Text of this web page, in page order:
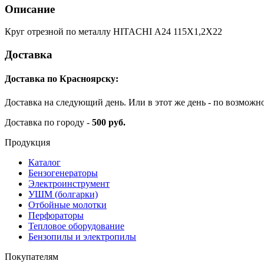
Описание
Круг отрезной по металлу HITACHI А24 115Х1,2Х22
Доставка
Доставка по Красноярску:
Доставка на следующий день. Или в этот же день - по
Доставка по городу - 500 руб.
Продукция
Каталог
Бензогенераторы
Электроинструмент
УШМ (болгарки)
Отбойные молотки
Перфораторы
Тепловое оборудование
Бензопилы и электропилы
Покупателям